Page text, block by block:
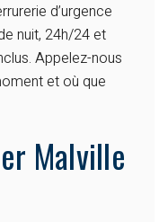
d’urgence
nuit, 24h/24 et
Appelez-nous
et où que
Malville